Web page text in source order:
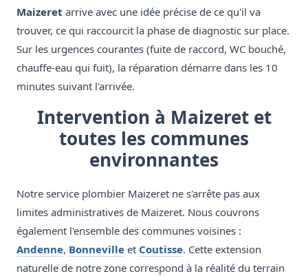
Maizeret arrive avec une idée précise de ce qu'il va
trouver, ce qui raccourcit la phase de diagnostic sur place.
Sur les urgences courantes (fuite de raccord, WC bouché,
chauffe-eau qui fuit), la réparation démarre dans les 10
minutes suivant l'arrivée.
Intervention à Maizeret et
toutes les communes
environnantes
Notre service plombier Maizeret ne s'arrête pas aux
limites administratives de Maizeret. Nous couvrons
également l'ensemble des communes voisines :
Andenne, Bonneville et Coutisse. Cette extension
naturelle de notre zone correspond à la réalité du terrain